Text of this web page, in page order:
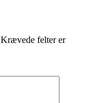
Krævede felter er